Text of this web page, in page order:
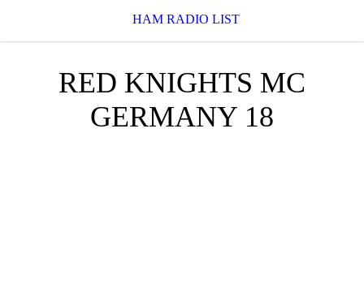
HAM RADIO LIST
RED KNIGHTS MC
GERMANY 18